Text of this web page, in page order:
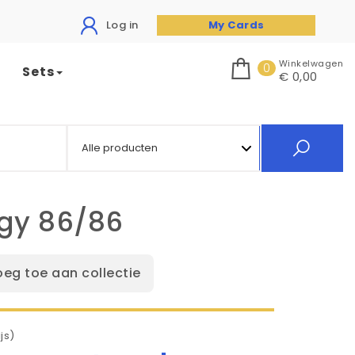
Log in My Cards
Sets 0 Winkelwagen
€ 0,00
86/86
toe aan collectie